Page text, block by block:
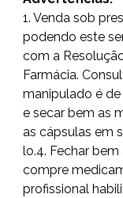
1. Venda sob
podendo este
com a
Farmácia.
manipulado é
e secar bem as
as cápsulas em
lo.4. Fechar
compre
profissional